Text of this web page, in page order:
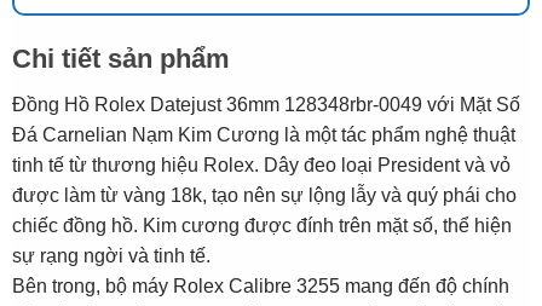
Chi tiết sản phẩm
Đồng Hồ Rolex Datejust 36mm 128348rbr-0049 với Mặt Số
Đá Carnelian Nạm Kim Cương là một tác phẩm nghệ thuật
tinh tế từ thương hiệu Rolex. Dây đeo loại President và vỏ
được làm từ vàng 18k, tạo nên sự lộng lẫy và quý phái cho
chiếc đồng hồ. Kim cương được đính trên mặt số, thể hiện
sự rạng ngời và tinh tế.
Bên trong, bộ máy Rolex Calibre 3255 mang đến độ chính